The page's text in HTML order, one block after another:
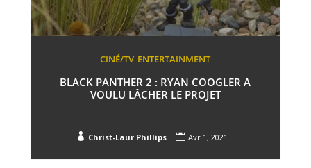
CINÉ/TV ENTERTAINMENT
BLACK PANTHER 2 : RYAN COOGLER A
VOULU LÂCHER LE PROJET
 Christ-Laur Phillips  Avr 1, 2021